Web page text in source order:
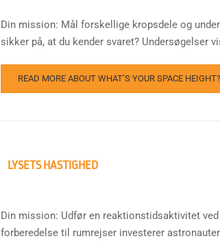
Din mission: Mål forskellige kropsdele og
sikker på, at du kender svaret? Undersøgelser
READ MORE ABOUT WHAT’S YOUR SPACE HEIGHT?
LYSETS HASTIGHED
Din mission: Udfør en reaktionstidsaktivitet
forberedelse til rumrejser investerer